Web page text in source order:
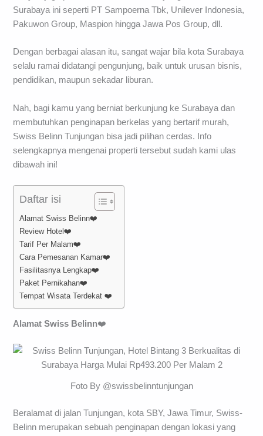
Surabaya ini seperti PT Sampoerna Tbk, Unilever Indonesia,
Pakuwon Group, Maspion hingga Jawa Pos Group, dll.
Dengan berbagai alasan itu, sangat wajar bila kota Surabaya
selalu ramai didatangi pengunjung, baik untuk urusan bisnis,
pendidikan, maupun sekadar liburan.
Nah, bagi kamu yang berniat berkunjung ke Surabaya dan
membutuhkan penginapan berkelas yang bertarif murah,
Swiss Belinn Tunjungan bisa jadi pilihan cerdas. Info
selengkapnya mengenai properti tersebut sudah kami ulas
dibawah ini!
Daftar isi
Alamat Swiss Belinn❤️
Review Hotel❤️
Tarif Per Malam❤️
Cara Pemesanan Kamar❤️
Fasilitasnya Lengkap❤️
Paket Pernikahan❤️
Tempat Wisata Terdekat ❤️
Alamat Swiss Belinn❤️
Foto By @swissbelinntunjungan
Beralamat di jalan Tunjungan, kota SBY, Jawa Timur, Swiss-
Belinn merupakan sebuah penginapan dengan lokasi yang